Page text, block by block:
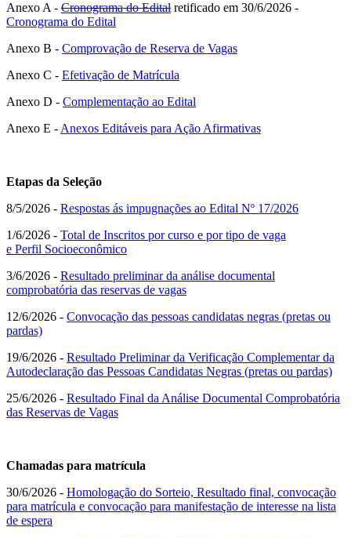
Anexo A - Cronograma do Edital retificado em 30/6/2026 -
Cronograma do Edital
Anexo B - Comprovação de Reserva de Vagas
Anexo C - Efetivação de Matrícula
Anexo D - Complementação ao Edital
Anexo E - Anexos Editáveis para Ação Afirmativas
Etapas da Seleção
8/5/2026 - Respostas ás impugnações ao Edital Nº 17/2026
1/6/2026 - Total de Inscritos por curso e por tipo de vaga
e Perfil Socioeconômico
3/6/2026 - Resultado preliminar da análise documental
comprobatória das reservas de vagas
12/6/2026 - Convocação das pessoas candidatas negras (pretas ou
pardas)
19/6/2026 - Resultado Preliminar da Verificação Complementar da
Autodeclaração das Pessoas Candidatas Negras (pretas ou pardas)
25/6/2026 - Resultado Final da Análise Documental Comprobatória
das Reservas de Vagas
Chamadas para matrícula
30/6/2026 - Homologação do Sorteio, Resultado final, convocação
para matrícula e convocação para manifestação de interesse na lista
de espera